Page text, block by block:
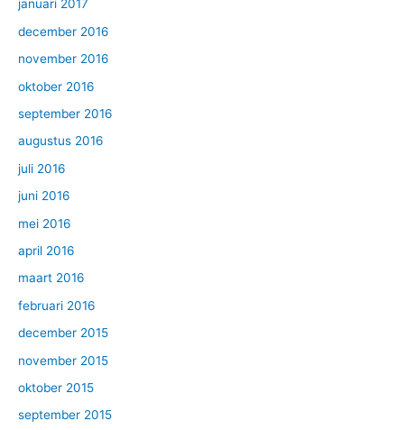
januari 2017
december 2016
november 2016
oktober 2016
september 2016
augustus 2016
juli 2016
juni 2016
mei 2016
april 2016
maart 2016
februari 2016
december 2015
november 2015
oktober 2015
september 2015